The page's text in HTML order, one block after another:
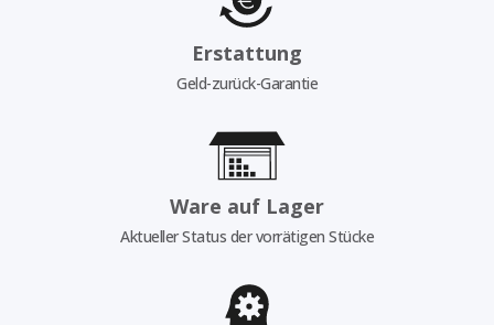
Erstattung
Geld-zurück-Garantie
Ware auf Lager
Aktueller Status der vorrätigen Stücke